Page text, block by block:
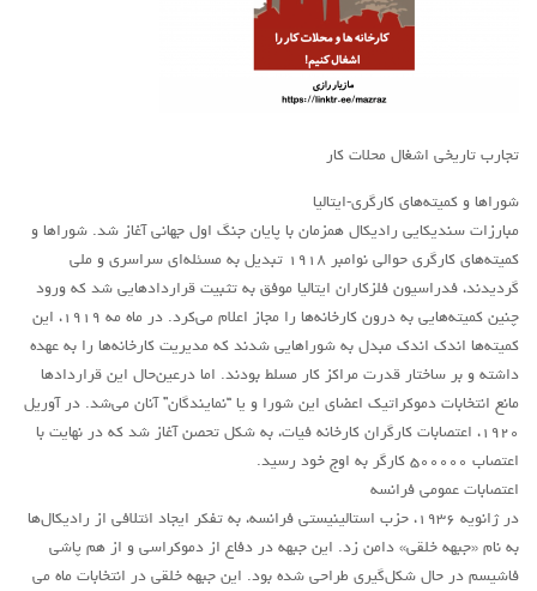
کارگران
اقتصادی
ادبی
سیاسی
نقد سیاسی
مباحثات
نقد
کومله
روشنفکران مارکسیست
تجارب تاریخی اشغال محلات کار
شوراها و کمیته‌های کارگری-ایتالیا
مبارزات سندیکایی رادیکال همزمان با پایان جنگ اول جهانی آغاز شد. شوراها و
کمیته‌های کارگری حوالی نوامبر ۱۹۱۸ تبدیل به مسئله‌ای سراسری و ملی
گردیدند، فدراسیون فلزکاران ایتالیا موفق به تثبیت قراردادهایی شد که ورود
چنین کمیته‌هایی به درون کارخانه‌ها را مجاز اعلام می‌کرد. در ماه مه ۱۹۱۹، این
کمیته‌ها اندک اندک مبدل به شوراهایی شدند که مدیریت کارخانه‌ها را به عهده
داشته و بر ساختار قدرت مراکز کار مسلط بودند. اما در‌عین‌حال این قراردادها
مانع انتخابات دموکراتیک اعضای این شورا و یا “نمایندگان” آنان می‌شد. در آوریل
۱۹۲۰، اعتصابات کارگران کارخانه فیات، به شکل تحصن آغاز شد که در نهایت با
اعتصاب ۵۰۰۰۰۰ کارگر به اوج خود رسید.
اعتصابات عمومی فرانسه
در ژانویه ۱۹۳۶، حزب استالینیستی فرانسه، به تفکر ایجاد ائتلافی از رادیکال‌ها
به نام «جبهه خلقی» دامن زد. این جبهه در دفاع از دموکراسی و از هم پاشی
فاشیسم در حال شکل‌گیری طراحی شده بود. این جبهه خلقی در انتخابات ماه می